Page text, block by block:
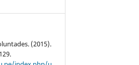
(2015).